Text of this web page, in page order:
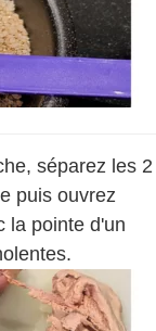
séparez les 2
puis ouvrez
la pointe d'un